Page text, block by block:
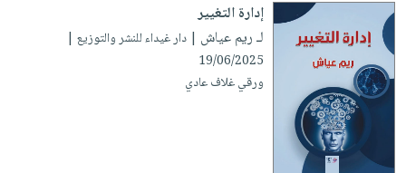
إدارة التغيير
لـ ريم عياش | دار غيداء للنشر والتوزيع |
19/06/2025
ورقي غلاف عادي